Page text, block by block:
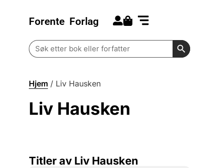
Forente Forlag
Search
for:
Search
Hjem / Liv Hausken
Liv Hausken
Titler av Liv Hausken